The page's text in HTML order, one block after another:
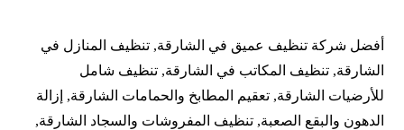
أفضل شركة تنظيف عميق في الشارقة, تنظيف المنازل في
الشارقة, تنظيف المكاتب في الشارقة, تنظيف شامل
للأرضيات الشارقة, تعقيم المطابخ والحمامات الشارقة, إزالة
الدهون والبقع الصعبة, تنظيف المفروشات والسجاد الشارقة,